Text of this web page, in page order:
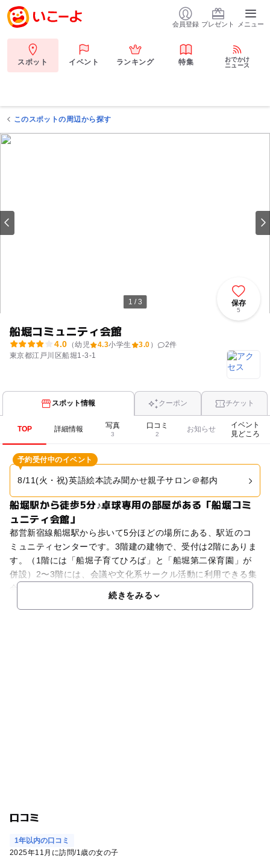
会員登録 プレゼント メニュー
スポット イベント ランキング 特集
おでかけ
ニュース
このスポットの周辺から探す
1 / 3
船堀コミュニティ会館
4.0 （幼児 4.3小学生 3.0 ） 2件
東京都江戸川区船堀1-3-1
保存
5
スポット情報 クーポン チケット
TOP 詳細情報 写真
3
口コミ
2
お知らせ
イベント
見どころ
8/11(火・祝)英語絵本読み聞かせ親子サロン＠都内
予約受付中のイベント
船堀駅から徒歩5分♪卓球専用の部屋がある「船堀コミ
ュニティ会館」
都営新宿線船堀駅から歩いて5分ほどの場所にある、駅近のコ
ミュニティセンターです。3階建の建物で、受付は2階にありま
す。（1階には「船堀子育てひろば」と「船堀第二保育園」が
併設）2〜3階には、会議や文化系サークル活動に利用できる集
会室や、軽運動ができる集会室、音楽活動やカラオケがで
続きをみる
口コミ
1年以内の口コミ
2025年11月に訪問/1歳の女の子